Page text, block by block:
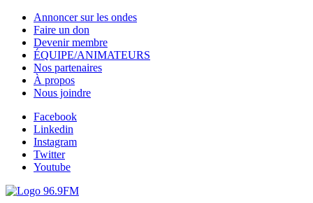
Annoncer sur les ondes
Faire un don
Devenir membre
ÉQUIPE/ANIMATEURS
Nos partenaires
À propos
Nous joindre
Facebook
Linkedin
Instagram
Twitter
Youtube